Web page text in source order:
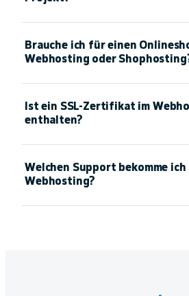
Brauche ich für einen
Webhosting oder
Ist ein SSL-Zertifikat im
enthalten?
Welchen Support bekomme ich
Webhosting?